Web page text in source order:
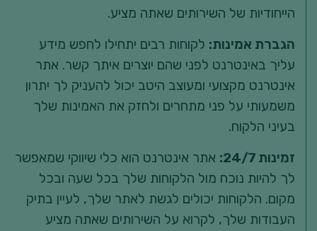
הייחודיות של השירותים שאתה מציע.
הגברת אמינות: לקוחות רבים יתחילו לחפש מידע
עליך באינטרנט לפני שהם יוצרים איתך קשר. אתר
אינטרנט מקצועי ומעוצב היטב יכול להעניק לך יתרון
משמעותי על פני מתחרים ולחזק את האמינות שלך
בעיני הלקוח.
זמינות 24/7:
אתר אינטרנט הוא כלי שיווקי שמאפשר
לך להיות נוכח מול הלקוחות שלך בכל שעה ובכל
מקום. הלקוחות יכולים לגשת לאתר שלך, לעיין בתיק
העבודות שלך, לקרוא על השירותים שאתה מציע